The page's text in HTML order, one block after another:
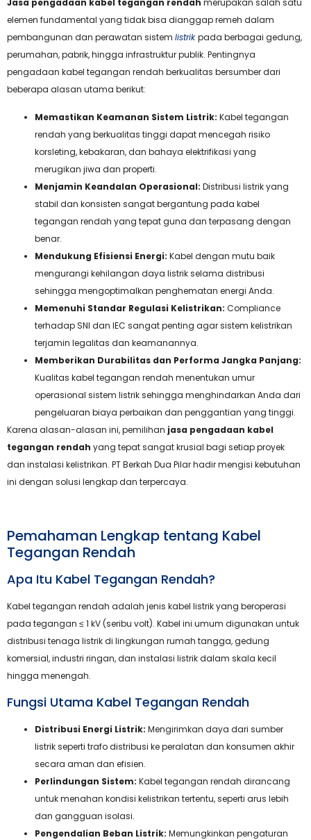
Jasa pengadaan kabel tegangan rendah merupakan salah satu
elemen fundamental yang tidak bisa dianggap remeh dalam
pembangunan dan perawatan sistem listrik pada berbagai gedung,
perumahan, pabrik, hingga infrastruktur publik. Pentingnya
pengadaan kabel tegangan rendah berkualitas bersumber dari
beberapa alasan utama berikut:
Memastikan Keamanan Sistem Listrik: Kabel tegangan
rendah yang berkualitas tinggi dapat mencegah risiko
korsleting, kebakaran, dan bahaya elektrifikasi yang
merugikan jiwa dan properti.
Menjamin Keandalan Operasional: Distribusi listrik yang
stabil dan konsisten sangat bergantung pada kabel
tegangan rendah yang tepat guna dan terpasang dengan
benar.
Mendukung Efisiensi Energi: Kabel dengan mutu baik
mengurangi kehilangan daya listrik selama distribusi
sehingga mengoptimalkan penghematan energi Anda.
Memenuhi Standar Regulasi Kelistrikan: Compliance
terhadap SNI dan IEC sangat penting agar sistem kelistrikan
terjamin legalitas dan keamanannya.
Memberikan Durabilitas dan Performa Jangka Panjang:
Kualitas kabel tegangan rendah menentukan umur
operasional sistem listrik sehingga menghindarkan Anda dari
pengeluaran biaya perbaikan dan penggantian yang tinggi.
Karena alasan-alasan ini, pemilihan jasa pengadaan kabel
tegangan rendah yang tepat sangat krusial bagi setiap proyek
dan instalasi kelistrikan. PT Berkah Dua Pilar hadir mengisi kebutuhan
ini dengan solusi lengkap dan terpercaya.
Pemahaman Lengkap tentang Kabel
Tegangan Rendah
Apa Itu Kabel Tegangan Rendah?
Kabel tegangan rendah adalah jenis kabel listrik yang beroperasi
pada tegangan ≤ 1 kV (seribu volt). Kabel ini umum digunakan untuk
distribusi tenaga listrik di lingkungan rumah tangga, gedung
komersial, industri ringan, dan instalasi listrik dalam skala kecil
hingga menengah.
Fungsi Utama Kabel Tegangan Rendah
Distribusi Energi Listrik: Mengirimkan daya dari sumber
listrik seperti trafo distribusi ke peralatan dan konsumen akhir
secara aman dan efisien.
Perlindungan Sistem: Kabel tegangan rendah dirancang
untuk menahan kondisi kelistrikan tertentu, seperti arus lebih
dan gangguan isolasi.
Pengendalian Beban Listrik: Memungkinkan pengaturan